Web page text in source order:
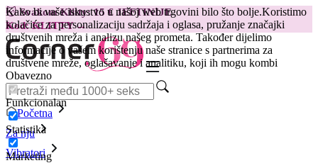
Kako bi vaše iskustvo u našoj web trgovini bilo što bolje.Koristimo
kolačiće za personalizaciju sadržaja i oglasa, pružanje značajki
društvenih mreža i analizu našeg prometa. Također dijelimo
informacije o vašem korištenju naše stranice s partnerima za
društvene mreže, oglašavanje i analitiku, koji ih mogu kombi
Obavezno
Funkcionalan
Statistika
Marketing
😽Svakom Klitty: 15 € JEFTINIJE
Kod: KLITTY →
Početna
Za nju
Vibratori